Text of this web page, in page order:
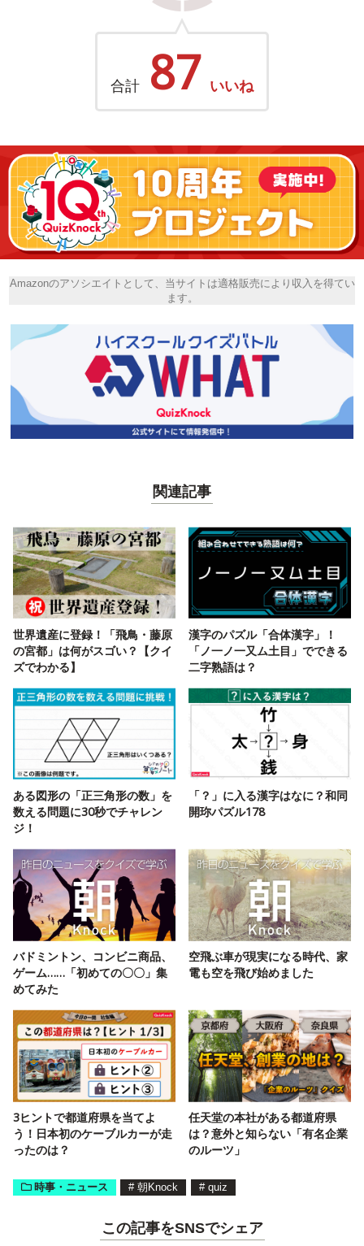
合計 87 いいね
Amazonのアソシエイトとして、当サイトは適格販売により収入を得てい
ます。
関連記事
世界遺産に登録！「飛鳥・藤原
の宮都」は何がスゴい？【クイ
ズでわかる】
漢字のパズル「合体漢字」！
「ノ一ノ一又ム土目」でできる
二字熟語は？
ある図形の「正三角形の数」を
数える問題に30秒でチャレン
ジ！
「？」に入る漢字はなに？和同
開珎パズル178
バドミントン、コンビニ商品、
ゲーム……「初めての〇〇」集
めてみた
空飛ぶ車が現実になる時代、家
電も空を飛び始めました
3ヒントで都道府県を当てよ
う！日本初のケーブルカーが走
ったのは？
任天堂の本社がある都道府県
は？意外と知らない「有名企業
のルーツ」
時事・ニュース # 朝Knock # quiz
この記事をSNSでシェア